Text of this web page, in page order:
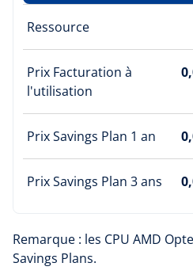
Ressource
Prix Facturation à
l'utilisation
Prix Savings Plan 1 an
Prix Savings Plan 3 ans
Remarque : les CPU AMD
Savings Plans.